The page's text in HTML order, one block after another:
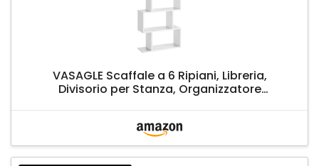
VASAGLE Scaffale a 6 Ripiani, Libreria,
Divisorio per Stanza, Organizzatore
Soggiorno, Camera da Letto, Ufficio, Bianco
LBC61WT